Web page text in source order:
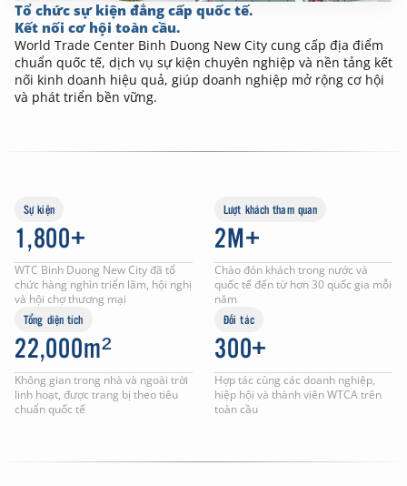
Tổ chức sự kiện đẳng cấp quốc tế.
Kết nối cơ hội toàn cầu.
World Trade Center Binh Duong New City cung cấp địa điểm
chuẩn quốc tế, dịch vụ sự kiện chuyên nghiệp và nền tảng kết
nối kinh doanh hiệu quả, giúp doanh nghiệp mở rộng cơ hội
và phát triển bền vững.
Sự kiện
1,800+
WTC Binh Duong New City đã tổ
chức hàng nghìn triển lãm, hội nghị
và hội chợ thương mại
Lượt khách tham quan
2M+
Chào đón khách trong nước và
quốc tế đến từ hơn 30 quốc gia mỗi
năm
Tổng diện tích
22,000m²
Không gian trong nhà và ngoài trời
linh hoạt, được trang bị theo tiêu
chuẩn quốc tế
Đối tác
300+
Hợp tác cùng các doanh nghiệp,
hiệp hội và thành viên WTCA trên
toàn cầu